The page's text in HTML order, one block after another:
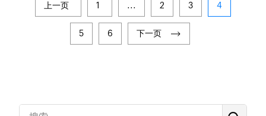
上一页 1 ... 2 3 4
5 6 下一页